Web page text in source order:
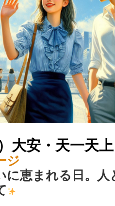
大安・天一天上
ジ
恵まれる日。人